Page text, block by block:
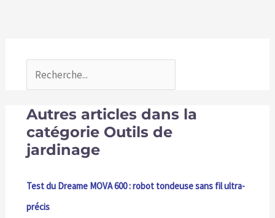
Autres articles dans la
catégorie Outils de
jardinage
Test du Dreame MOVA 600 : robot tondeuse sans fil ultra-
précis